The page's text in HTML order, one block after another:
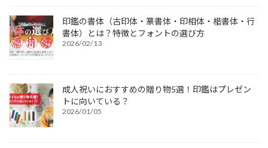
印鑑の書体（古印体・篆書体・印相体・楷書体・行
書体）とは？特徴とフォントの選び方
2026/02/13
成人祝いにおすすめの贈り物5選！印鑑はプレゼン
トに向いている？
2026/01/05